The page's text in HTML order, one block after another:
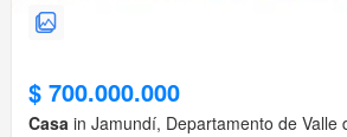
$ 700.000.000
Casa in Jamundí, Departamento de Valle